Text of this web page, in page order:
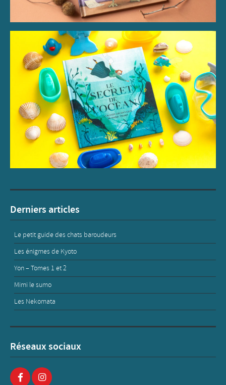
Derniers articles
Le petit guide des chats baroudeurs
Les énigmes de Kyoto
Yon – Tomes 1 et 2
Mimi le sumo
Les Nekomata
Réseaux sociaux